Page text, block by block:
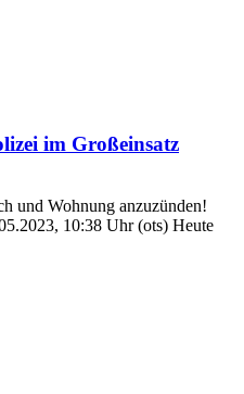
im Großeinsatz
und Wohnung anzuzünden!
10:38 Uhr (ots) Heute